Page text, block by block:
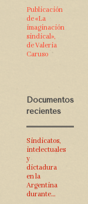
Publicación
de «La
imaginación
sindical»,
de Valeria
Caruso
Documentos
recientes
Sindicatos,
intelectuales
y
dictadura
en la
Argentina
durante…